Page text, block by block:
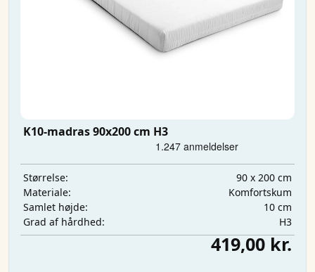
K10-madras 90x200 cm H3
Størrelse:
90 x 200 cm
Materiale:
Komfortskum
Samlet højde:
10 cm
Grad af hårdhed:
H3
419,00 kr.